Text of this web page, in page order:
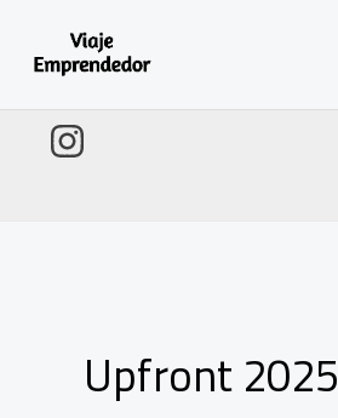
contenido
Upfront 2025